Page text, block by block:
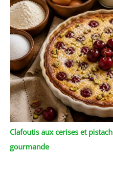
Clafoutis aux cerises et
gourmande